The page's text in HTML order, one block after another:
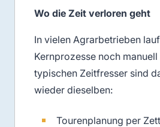
Wo die Zeit verloren geht
In vielen Agrarbetrieben
Kernprozesse noch manuell
typischen Zeitfresser sind
wieder dieselben:
Tourenplanung per